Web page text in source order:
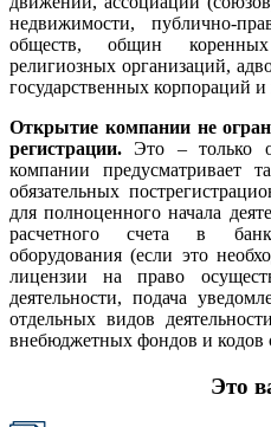
недвижимости, публично-
обществ, общин
религиозных организаций,
государственных корпораций
Открытие компании не
регистрации.Это – только
компании предусматривает
обязательных
для полноценного начала
расчетного счета в
оборудования (если это
лицензии на право
деятельности, подача
отдельных видов
внебюджетных фондов и кодов
Это